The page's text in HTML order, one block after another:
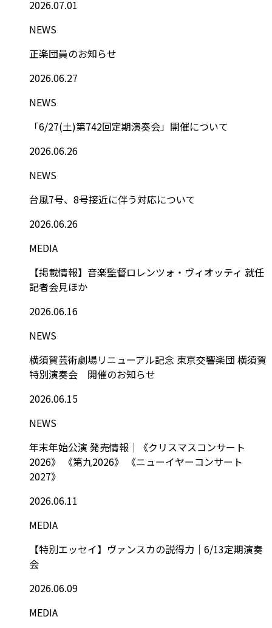
2026.07.01
NEWS
正楽団員のお知らせ
2026.06.27
NEWS
「6/27(土)第742回定期演奏会」開催について
2026.06.26
NEWS
台風7号、8号接近に伴う対応について
2026.06.26
MEDIA
【掲載情報】音楽監督ロレンツォ・ヴィオッティ 就任
記者会見ほか
2026.06.16
NEWS
横須賀芸術劇場リニューアル記念 東京交響楽団 横須賀
特別演奏会 開催のお知らせ
2026.06.15
NEWS
年末年始公演 発売情報｜《クリスマスコンサート
2026》 《第九2026》 《ニューイヤーコンサート
2027》
2026.06.11
MEDIA
【特別エッセイ】ヴァンスカの説得力｜6/13定期演奏
会
2026.06.09
MEDIA